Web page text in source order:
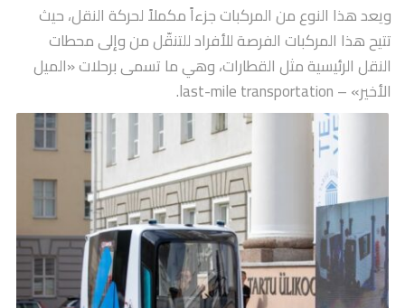
ويعد هذا النوع من المركبات جزءاً مكملاً لحركة النقل، حيث
تتيح هذا المركبات الفرصة للأفراد للتنقّل من وإلى محطات
النقل الرئيسية مثل القطارات، وهي ما تسمى برحلات «الميل
الأخير» – last-mile transportation.